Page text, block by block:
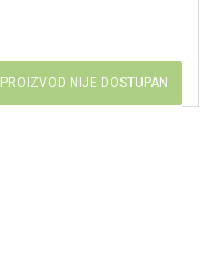
PROIZVOD NIJE DOSTUPAN